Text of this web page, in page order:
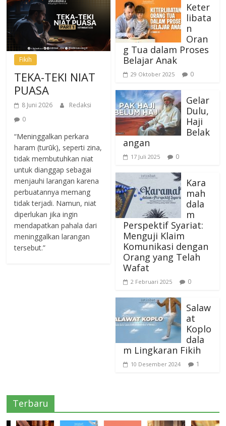
Fikih
TEKA-TEKI NIAT
PUASA
8 Juni 2026
Redaksi
0
“Meninggalkan perkara
haram (turūk), seperti zina,
tidak membutuhkan niat
untuk dianggap sebagai
menjauhi larangan karena
perbuatannya memang
tidak terjadi. Namun, niat
diperlukan jika ingin
mendapatkan pahala dari
meninggalkan larangan
tersebut.”
Keter
libata
n
Oran
g Tua dalam Proses
Belajar Anak
29 Oktober 2025 0
Gelar
Dulu,
Haji
Belak
angan
17 Juli 2025 0
Kara
mah
dala
m
Perspektif Syariat:
Menguji Klaim
Komunikasi dengan
Orang yang Telah
Wafat
2 Februari 2025 0
Salaw
at
Koplo
dala
m Lingkaran Fikih
10 Desember 2024 1
Terbaru